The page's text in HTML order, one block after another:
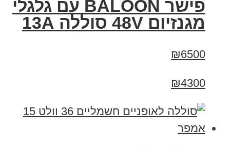
פישר BALOON עם גלגלי
מגנזיום 48V סוללה 13A
₪6500
₪4300